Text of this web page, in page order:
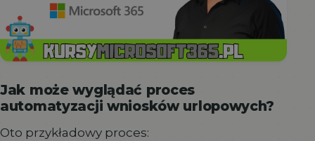
Jak może wyglądać proces
automatyzacji wniosków urlopowych?
Oto przykładowy proces: